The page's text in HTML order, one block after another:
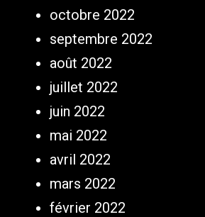
octobre 2022
septembre 2022
août 2022
juillet 2022
juin 2022
mai 2022
avril 2022
mars 2022
février 2022